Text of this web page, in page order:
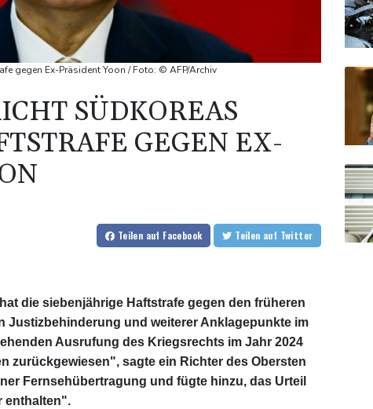
gegen Ex-Präsident Yoon / Foto: © AFP/Archiv
SÜDKOREAS
GEGEN EX-
Teilen auf Facebook Teilen auf Twitter
die siebenjährige Haftstrafe gegen den früheren
Justizbehinderung und weiterer Anklagepunkte im
Ausrufung des Kriegsrechts im Jahr 2024
zurückgewiesen", sagte ein Richter des Obersten
Fernsehübertragung und fügte hinzu, das Urteil
enthalten".